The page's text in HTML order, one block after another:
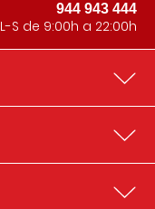
944 943 444
L-S de 9:00h a 22:00h